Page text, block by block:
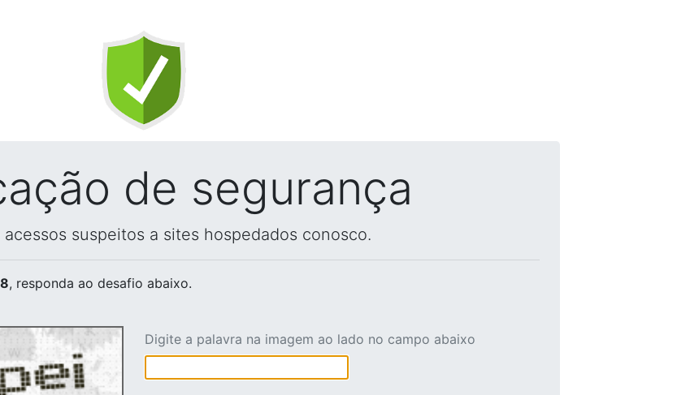
de segurança
suspeitos a sites hospedados conosco.
, responda ao desafio abaixo.
Digite a palavra na imagem ao lado no campo abaixo